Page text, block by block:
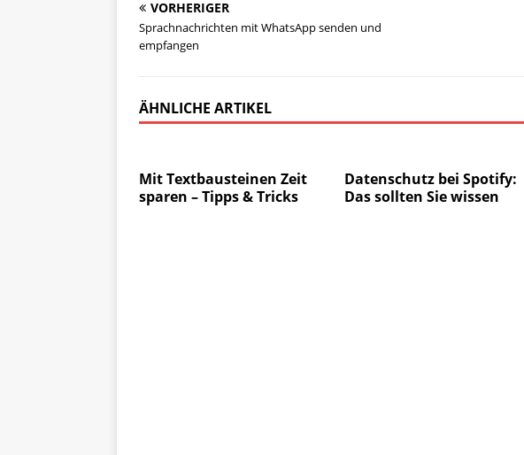
VORHERIGER
Sprachnachrichten mit WhatsApp senden und
empfangen
ÄHNLICHE ARTIKEL
Mit Textbausteinen Zeit
sparen – Tipps & Tricks
Datenschutz bei Spotify:
Das sollten Sie wissen